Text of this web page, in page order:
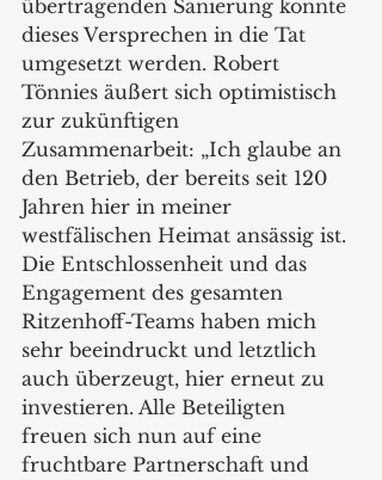
übertragenden Sanierung konnte
dieses Versprechen in die Tat
umgesetzt werden. Robert
Tönnies äußert sich optimistisch
zur zukünftigen
Zusammenarbeit: „Ich glaube an
den Betrieb, der bereits seit 120
Jahren hier in meiner
westfälischen Heimat ansässig ist.
Die Entschlossenheit und das
Engagement des gesamten
Ritzenhoff-Teams haben mich
sehr beeindruckt und letztlich
auch überzeugt, hier erneut zu
investieren. Alle Beteiligten
freuen sich nun auf eine
fruchtbare Partnerschaft und